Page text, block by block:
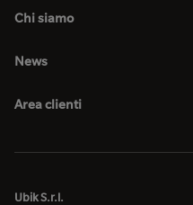
Chi siamo
News
Area clienti
Ubik S.r.l.